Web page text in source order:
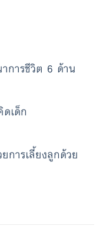
การชีวิต 6 ด้าน
เด็ก
ารเลี้ยงลูกด้วย